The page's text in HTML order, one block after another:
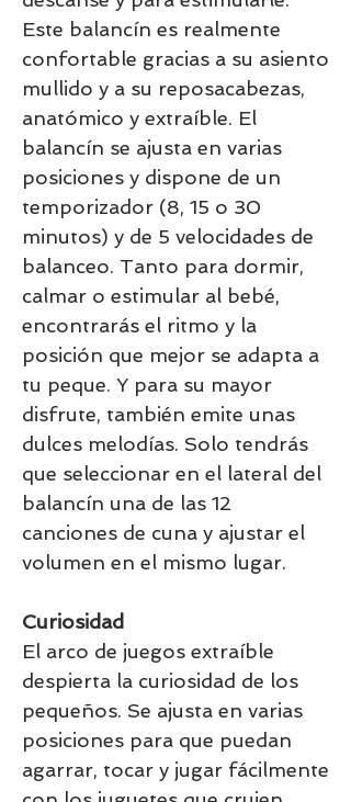
Este balancín es realmente
confortable gracias a su asiento
mullido y a su reposacabezas,
anatómico y extraíble. El
balancín se ajusta en varias
posiciones y dispone de un
temporizador (8, 15 o 30
minutos) y de 5 velocidades de
balanceo. Tanto para dormir,
calmar o estimular al bebé,
encontrarás el ritmo y la
posición que mejor se adapta a
tu peque. Y para su mayor
disfrute, también emite unas
dulces melodías. Solo tendrás
que seleccionar en el lateral del
balancín una de las 12
canciones de cuna y ajustar el
volumen en el mismo lugar.
Curiosidad
El arco de juegos extraíble
despierta la curiosidad de los
pequeños. Se ajusta en varias
posiciones para que puedan
agarrar, tocar y jugar fácilmente